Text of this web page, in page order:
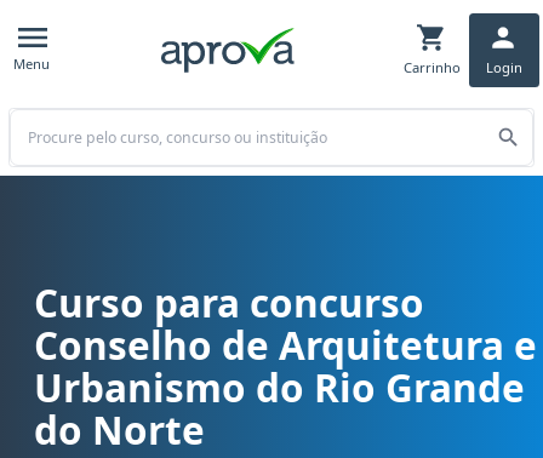
Menu Carrinho Login
Buscar
Curso para concurso CAU RN - Conselho de Arquitetura e
Curso para concurso
Conselho de Arquitetura e
Urbanismo do Rio Grande
do Norte